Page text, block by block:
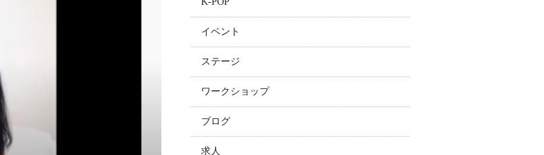
イベント
ステージ
ワークショップ
ブログ
求人